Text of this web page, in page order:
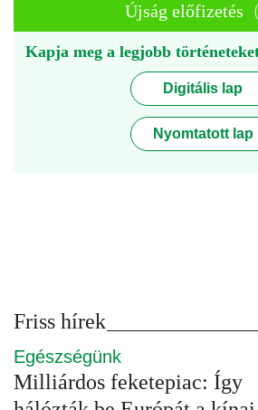
Újság előfizetés
Kapja meg a legjobb
Digitális lap
Nyomtatott lap
Friss hírek
Egészségünk
Milliárdos feketepiac: Így